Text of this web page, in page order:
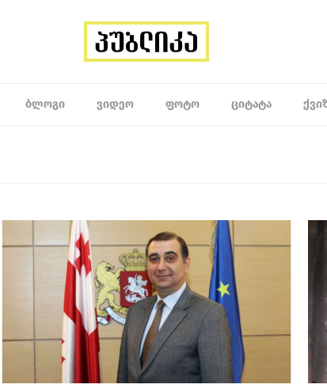
ᲑᲚᲝᲒᲘ ᲕᲘᲓᲔᲝ ᲤᲝᲢᲝ ᲪᲘᲢᲐᲢᲐ